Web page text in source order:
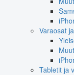
Varaosat
Tabletit ja